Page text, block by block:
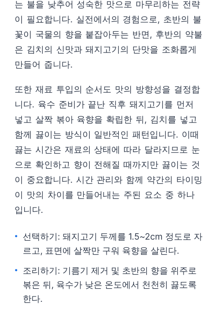
는 불을 낮추어 성숙한 맛으로 마무리하는 전략
이 필요합니다. 실전에서의 경험으로, 초반의 불
꽃이 국물의 향을 붙잡아두는 반면, 후반의 약불
은 김치의 신맛과 돼지고기의 단맛을 조화롭게
만들어 줍니다.
또한 재료 투입의 순서도 맛의 방향성을 결정합
니다. 육수 준비가 끝난 직후 돼지고기를 먼저
넣고 살짝 볶아 육향을 확립한 뒤, 김치를 넣고
함께 끓이는 방식이 일반적인 패턴입니다. 이때
끓는 시간은 재료의 상태에 따라 달라지므로 눈
으로 확인하고 향이 전해질 때까지만 끓이는 것
이 중요합니다. 시간 관리와 함께 약간의 타이밍
이 맛의 차이를 만들어내는 주된 요소 중 하나
입니다.
선택하기: 돼지고기 두께를 1.5~2cm 정도로 자
르고, 표면에 살짝만 구워 육향을 살린다.
조리하기: 기름기 제거 및 초반의 향을 위주로
볶은 뒤, 육수가 낮은 온도에서 천천히 끓도록
한다.